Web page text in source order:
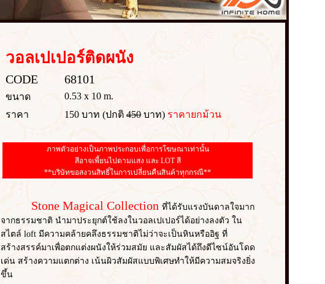
วอลเปเปอร์ติดผนัง
CODE 68101
ขนาด
0.53 x 10 m.
ราคา
150 บาท (ปกติ 450 บาท) ราคายกม้วน
ภาพตัวอย่างเป็นภาพประกอบเพื่อการโฆษณาเท่านั้น
สีอาจเพี้ยนไปตามแสง และ LOT สี
**บริษัทขอสงวนสิทธิ์ในการเปลี่ยนคืนสินค้าทุกกรณี**
Stone Magical Collection ที่ได้รับแรงบันดาลใจมาก
จากธรรมชาติ นำมาประยุกต์ใช้ลงในวอลเปเปอร์ได้อย่างลงตัว ใน
สไตล์ loft มีความคล้ายคลึงธรรมชาติไม่ว่าจะเป็นหินหรืออิฐ ที่
สร้างสรรค์มาเพื่อตกแต่งผนังให้ร่วมสมัย และสัมผัสได้ถึงดีไซน์อันโดด
เด่น สร้างความแตกต่าง เน้นผิวสัมผัสแบบพิเศษทำให้มีความสมจริงยิ่ง
ขึ้น